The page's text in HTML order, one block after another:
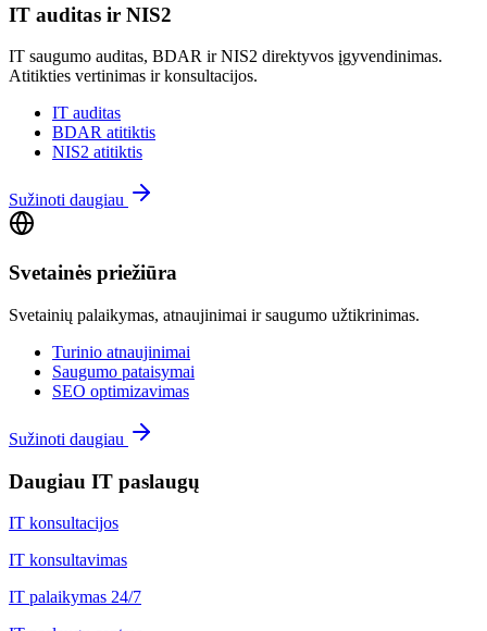
IT auditas ir NIS2
IT saugumo auditas, BDAR ir NIS2 direktyvos įgyvendinimas.
Atitikties vertinimas ir konsultacijos.
IT auditas
BDAR atitiktis
NIS2 atitiktis
Sužinoti daugiau
Svetainės priežiūra
Svetainių palaikymas, atnaujinimai ir saugumo užtikrinimas.
Turinio atnaujinimai
Saugumo pataisymai
SEO optimizavimas
Sužinoti daugiau
Daugiau IT paslaugų
IT konsultacijos
IT konsultavimas
IT palaikymas 24/7